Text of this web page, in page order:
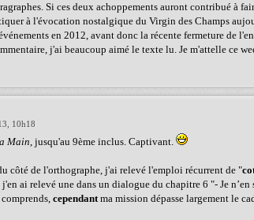
Si ces deux achoppements auront contribué à
à l'évocation nostalgique du Virgin des Champs
en 2012, avant donc la récente fermeture de
j'ai beaucoup aimé le texte lu. Je m'attelle ce
10h18
Main, jusqu'au 9ème inclus. Captivant.
côté de l'orthographe, j'ai relevé l'emploi récurrent de "
ai relevé une dans un dialogue du chapitre 6 "- Je n’en
cependantma mission dépasse largement le